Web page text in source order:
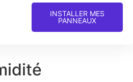
INSTALLER MES
PANNEAUX